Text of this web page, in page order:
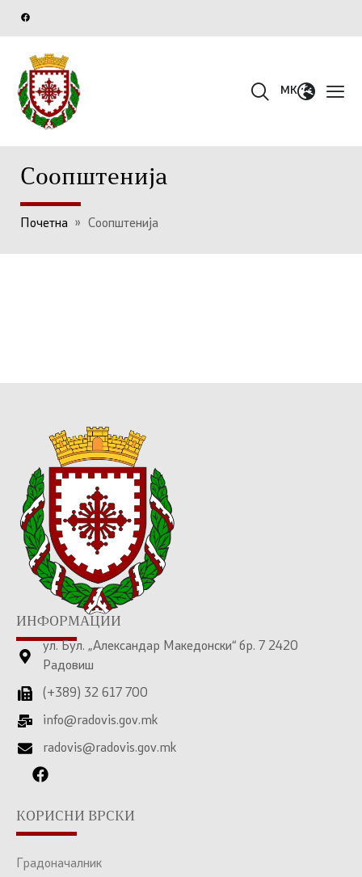
MK
Соопштенија
Почетна » Соопштенија
ИНФОРМАЦИИ
ул. Бул. „Александар Македонски“ бр. 7 2420
Радовиш
(+389) 32 617 700
info@radovis.gov.mk
radovis@radovis.gov.mk
КОРИСНИ ВРСКИ
Градоначалник